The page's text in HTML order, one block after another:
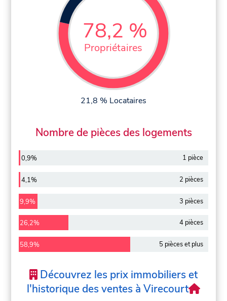
78,2 %
Propriétaires
21,8 % Locataires
Nombre de pièces des logements
0,9% 1 pièce
4,1% 2 pièces
9,9% 3 pièces
26,2% 4 pièces
58,9% 5 pièces et plus
Découvrez les prix immobiliers et
l'historique des ventes à Virecourt